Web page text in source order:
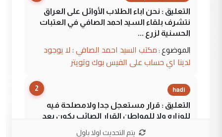
التعليق : نحن اباء الطلاب الأوائل على العراق
نتشرف بلقاء السيد احمد الصافي في العتبات
الحسنية لزرع ...
الموضوع : مكتب السيد احمد الصافي : لا يوجود
لدينا اي حساب على الفيس بوك وتويتر
2 hadi
التعليق : قرار مستعجل جدا ولامصلحة فيه
للوزاره ولا للمواطن القرار الصائب يكون بعد
يتم التحديث اولا باول